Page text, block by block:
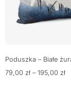
Poduszka – Białe
79,00 zł – 195,00 zł